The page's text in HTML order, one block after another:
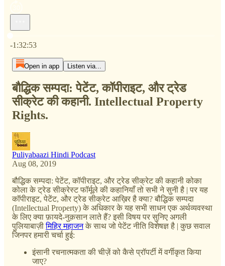
-1:32:53
Open in app Listen via...
बौद्धिक सम्पदा: पेटेंट, कॉपीराइट, और ट्रेड
सीक्रेट की कहानी. Intellectual Property
Rights.
Puliyabaazi Hindi Podcast
Aug 08, 2019
बौद्धिक सम्पदा: पेटेंट, कॉपीराइट, और ट्रेड सीक्रेट की कहानी कोका
कोला के ट्रेड सीक्रेस्ट फॉर्मूले की कहानियाँ तो सभी ने सुनी है | पर यह
कॉपीराइट, पेटेंट, और ट्रेड सीक्रेट आख़िर है क्या? बौद्धिक सम्पदा
(Intellectual Property) के अधिकार के यह सभी साधन एक अर्थव्यवस्था
के लिए क्या फ़ायदे-नुक़सान लाते हैं? इसी विषय पर सुनिए अगली
पुलियाबाज़ीमिहिर महाजनके साथ जो पेटेंट नीति विशेषज्ञ है | कुछ सवाल
जिनपर हमारी चर्चा हुई:
इंसानी रचनात्मकता की चीज़ें को कैसे प्रॉपर्टी में वर्गीकृत किया
जाए?